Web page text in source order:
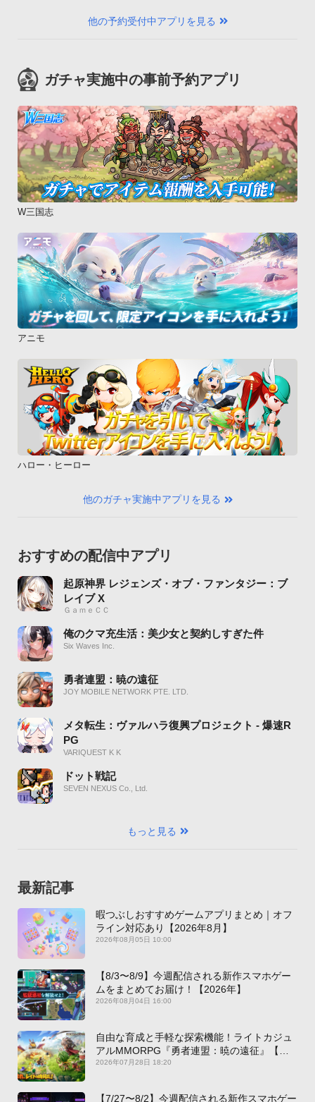
他の予約受付中アプリを見る
ガチャ実施中の事前予約アプリ
W三国志
アニモ
ハロー・ヒーロー
他のガチャ実施中アプリを見る
おすすめの配信中アプリ
起原神界 レジェンズ・オブ・ファンタジー：ブ
レイブ X
ＧａｍｅＣＣ
俺のクマ充生活：美少女と契約しすぎた件
Six Waves Inc.
勇者連盟：暁の遠征
JOY MOBILE NETWORK PTE. LTD.
メタ転生：ヴァルハラ復興プロジェクト - 爆速R
PG
VARIQUEST K K
ドット戦記
SEVEN NEXUS Co., Ltd.
もっと見る
最新記事
暇つぶしおすすめゲームアプリまとめ｜オフ
ライン対応あり【2026年8月】
2026年08月05日 10:00
【8/3〜8/9】今週配信される新作スマホゲー
ムをまとめてお届け！【2026年】
2026年08月04日 16:00
自由な育成と手軽な探索機能！ライトカジュ
アルMMORPG『勇者連盟：暁の遠征』【最
新作PICKUP】
2026年07月28日 18:20
【7/27〜8/2】今週配信される新作スマホゲー